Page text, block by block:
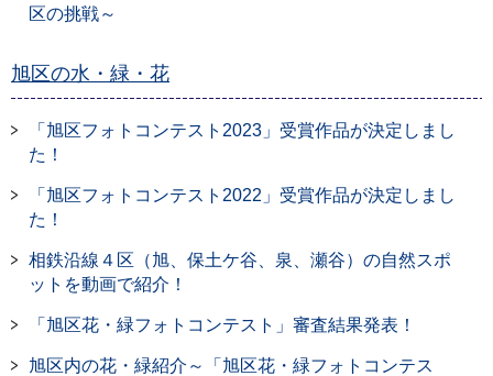
区の挑戦～
旭区の水・緑・花
「旭区フォトコンテスト2023」受賞作品が決定しまし
た！
「旭区フォトコンテスト2022」受賞作品が決定しまし
た！
相鉄沿線４区（旭、保土ケ谷、泉、瀬谷）の自然スポ
ットを動画で紹介！
「旭区花・緑フォトコンテスト」審査結果発表！
旭区内の花・緑紹介～「旭区花・緑フォトコンテス